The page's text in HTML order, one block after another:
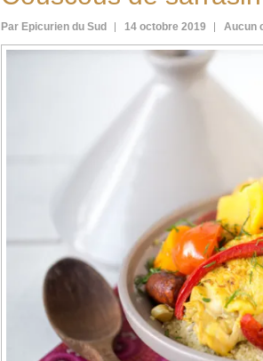
Par Epicurien du Sud 14 octobre 2019 Aucun